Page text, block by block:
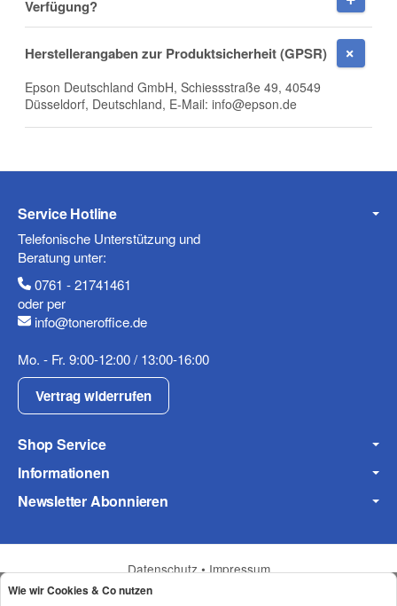
E-Mail
Mobiltelefon
Fax
Frage zum Artikel
Ihre Frage
Verfügung?
Herstellerangaben zur Produktsicherheit (GPSR)
Epson Deutschland GmbH, Schiessstraße 49, 40549
Düsseldorf, Deutschland, E-Mail: info@epson.de
Service Hotline
Telefonische Unterstützung und
Beratung unter:
0761 - 21741461
oder per
info@toneroffice.de
Mo. - Fr. 9:00-12:00 / 13:00-16:00
Vertrag widerrufen
Shop Service
Informationen
Newsletter Abonnieren
Datenschutz•Impressum
Wie wir Cookies & Co nutzen